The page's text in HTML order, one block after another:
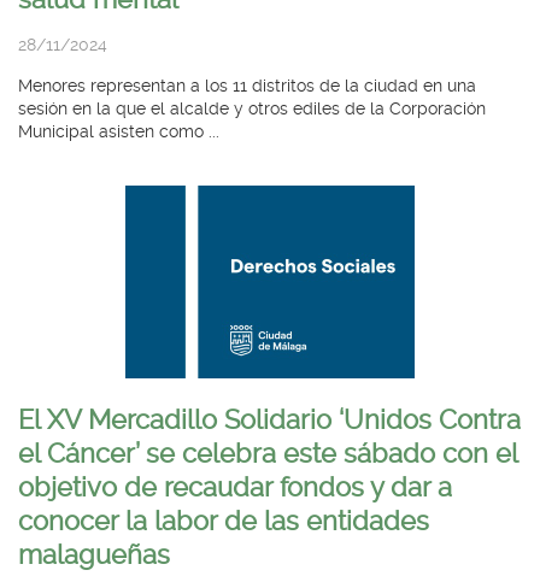
28/11/2024
Menores representan a los 11 distritos de la ciudad en una
sesión en la que el alcalde y otros ediles de la Corporación
Municipal asisten como ...
El XV Mercadillo Solidario ‘Unidos Contra
el Cáncer’ se celebra este sábado con el
objetivo de recaudar fondos y dar a
conocer la labor de las entidades
malagueñas